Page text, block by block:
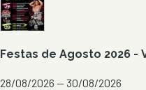
Festas de Agosto 2026 -
28/08/2026 — 30/08/2026